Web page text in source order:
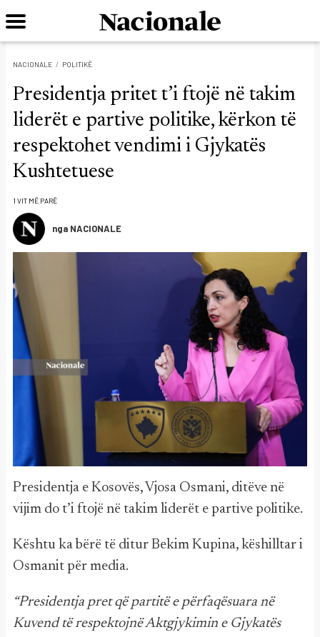
NACIONALE POLITIKË
Presidentja pritet t’i ftojë në takim
liderët e partive politike, kërkon të
respektohet vendimi i Gjykatës
Kushtetuese
1 VIT MË PARË
nga NACIONALE
Presidentja e Kosovës, Vjosa Osmani, ditëve në
vijim do t’i ftojë në takim liderët e partive politike.
Kështu ka bërë të ditur Bekim Kupina, këshilltar i
Osmanit për media.
“Presidentja pret që partitë e përfaqësuara në
Kuvend të respektojnë Aktgjykimin e Gjykatës